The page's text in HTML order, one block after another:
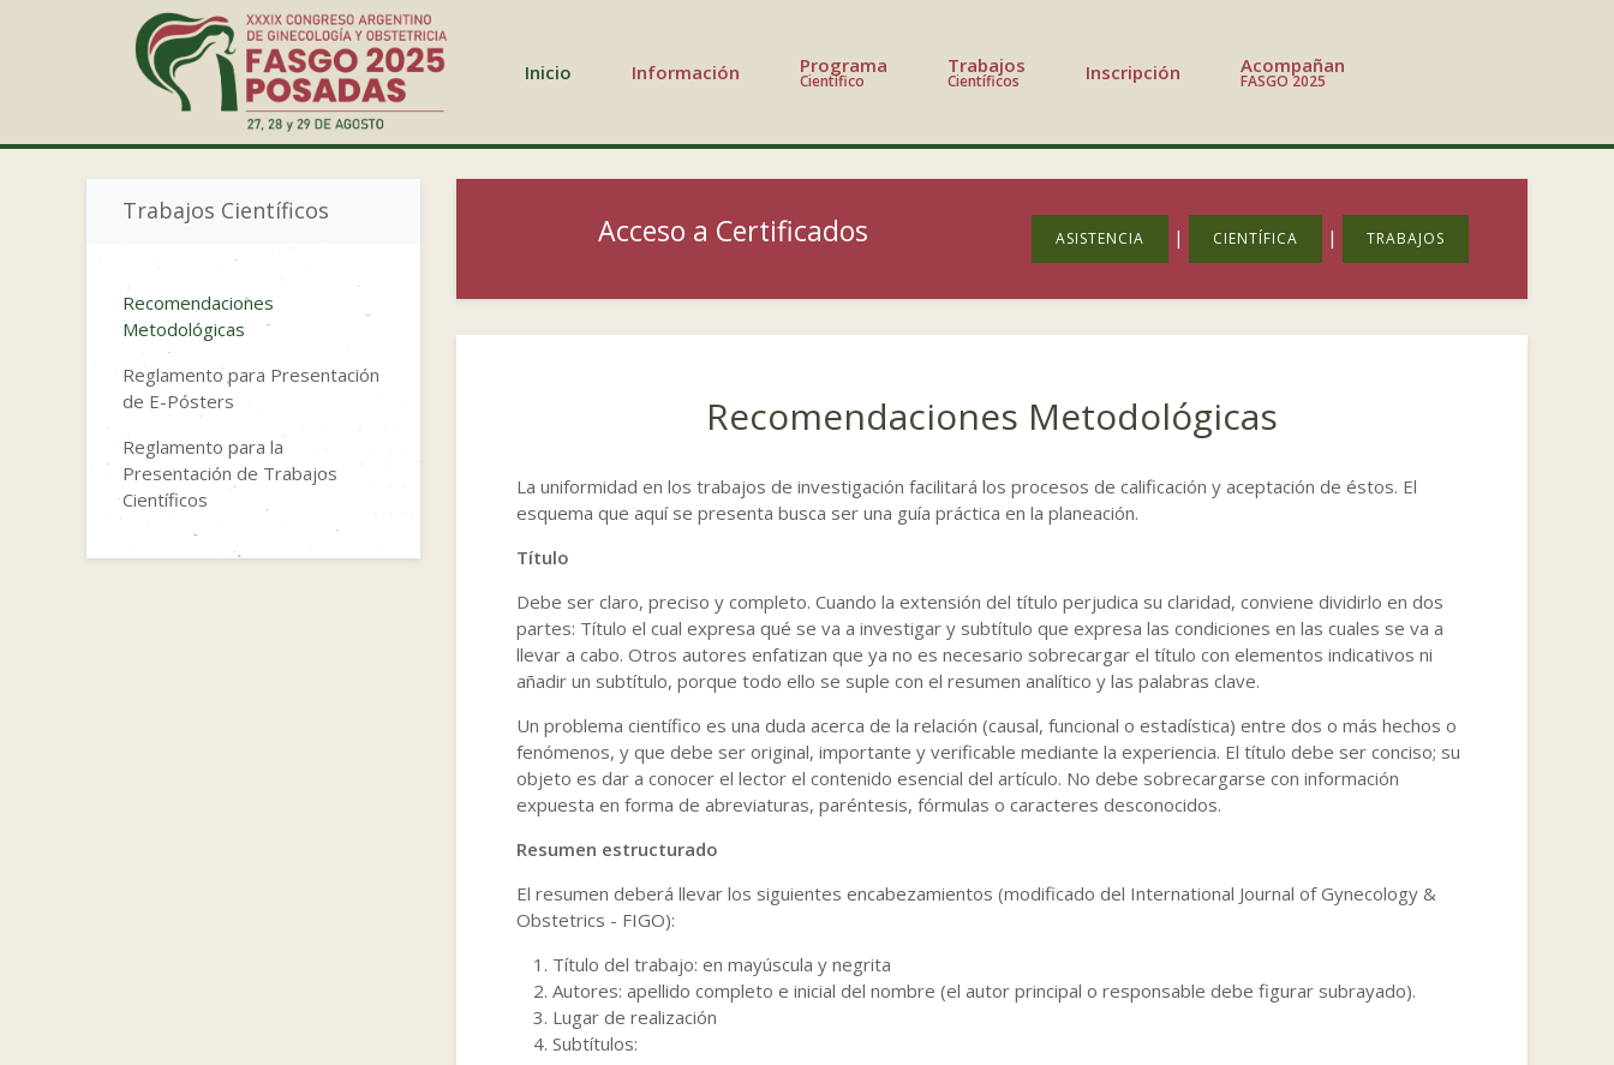
Inicio Información Programa
Científico
Trabajos
Científicos Inscripción Acompañan
FASGO 2025
Acceso a Certificados ASISTENCIA | CIENTÍFICA | TRABAJOS
Recomendaciones Metodológicas
La uniformidad en los trabajos de investigación facilitará los procesos de calificación y aceptación de éstos. El
esquema que aquí se presenta busca ser una guía práctica en la planeación.
Título
Debe ser claro, preciso y completo. Cuando la extensión del título perjudica su claridad, conviene dividirlo en dos
partes: Título el cual expresa qué se va a investigar y subtítulo que expresa las condiciones en las cuales se va a
llevar a cabo. Otros autores enfatizan que ya no es necesario sobrecargar el título con elementos indicativos ni
añadir un subtítulo, porque todo ello se suple con el resumen analítico y las palabras clave.
Un problema científico es una duda acerca de la relación (causal, funcional o estadística) entre dos o más hechos o
fenómenos, y que debe ser original, importante y verificable mediante la experiencia. El título debe ser conciso; su
objeto es dar a conocer el lector el contenido esencial del artículo. No debe sobrecargarse con información
expuesta en forma de abreviaturas, paréntesis, fórmulas o caracteres desconocidos.
Resumen estructurado
El resumen deberá llevar los siguientes encabezamientos (modificado del International Journal of Gynecology &
Obstetrics - FIGO):
Título del trabajo: en mayúscula y negrita
Autores: apellido completo e inicial del nombre (el autor principal o responsable debe figurar subrayado).
Lugar de realización
Subtítulos:
Trabajos Científicos
Recomendaciones
Metodológicas
Reglamento para Presentación
de E-Pósters
Reglamento para la
Presentación de Trabajos
Científicos